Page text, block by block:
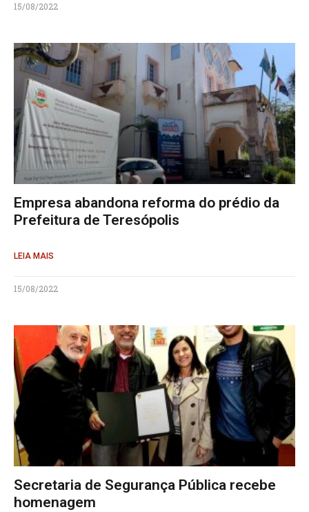
15/08/2022
Empresa abandona reforma do prédio da
Prefeitura de Teresópolis
LEIA MAIS
15/08/2022
Secretaria de Segurança Pública recebe
homenagem